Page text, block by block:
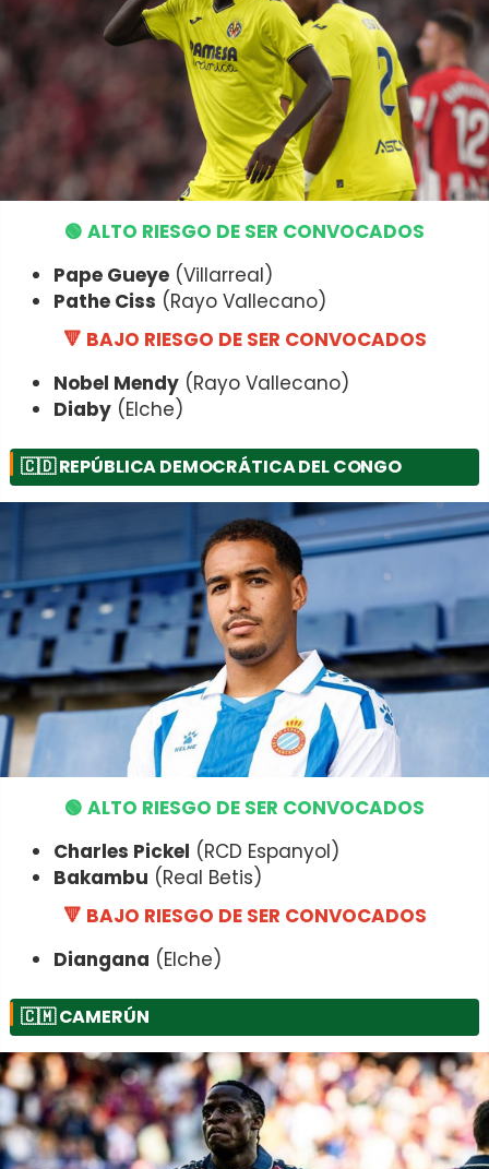
🟢 ALTO RIESGO DE SER CONVOCADOS
Pape Gueye (Villarreal)
Pathe Ciss (Rayo Vallecano)
🔻 BAJO RIESGO DE SER CONVOCADOS
Nobel Mendy (Rayo Vallecano)
Diaby (Elche)
🇨🇩REPÚBLICA DEMOCRÁTICA DEL CONGO
🟢 ALTO RIESGO DE SER CONVOCADOS
Charles Pickel (RCD Espanyol)
Bakambu (Real Betis)
🔻 BAJO RIESGO DE SER CONVOCADOS
Diangana (Elche)
🇨🇲CAMERÚN